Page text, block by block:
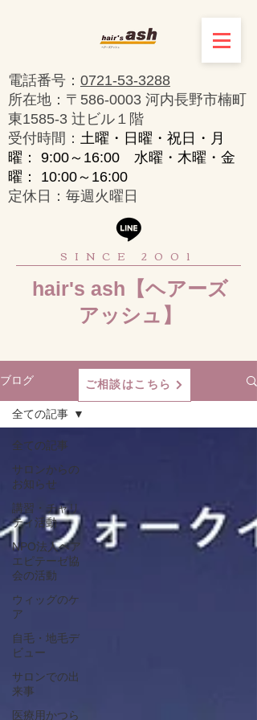
SINCE 2001
hair's ash【ヘアーズ
アッシュ】
電話番号： 0721-53-3288
所在地：〒586-0003 河内長野市楠町
東1585-3 辻ビル１階
​受付時間： 土曜・日曜・祝日・月
曜： 9:00～16:00 水曜・木曜・金
曜： 10:00～16:00
定休日：毎週火曜日
ブログ
全ての記事
サロンからの
お知らせ
講習・チャリ
ティ活動
NPO法人ヘア
エピテーゼ協
会の活動
ウィッグのケ
ア
自毛・地毛デ
ビュー
サロンでの出
来事
医療用かつら
全ての記事
ご相談はこちら